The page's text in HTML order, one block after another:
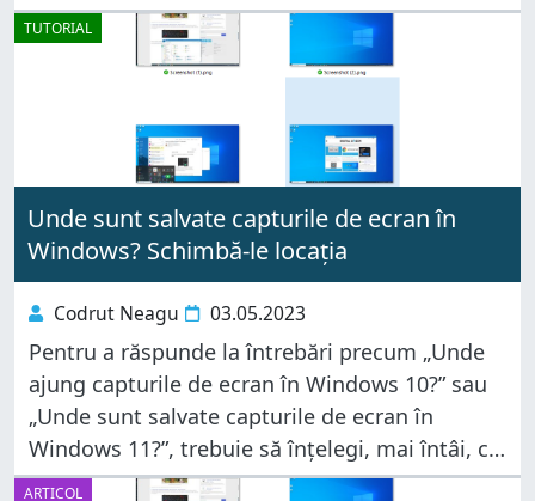
ecran? Sau că poți folosi Glisarea cu palma și
pe tableta
TUTORIAL
Unde sunt salvate capturile de ecran în
Windows? Schimbă-le locația
Codrut Neagu 03.05.2023
Pentru a răspunde la întrebări precum „Unde
ajung capturile de ecran în Windows 10?” sau
„Unde sunt salvate capturile de ecran în
Windows 11?”, trebuie să înțelegi, mai întâi, că
există mai multe moduri de a face capturi de
ARTICOL